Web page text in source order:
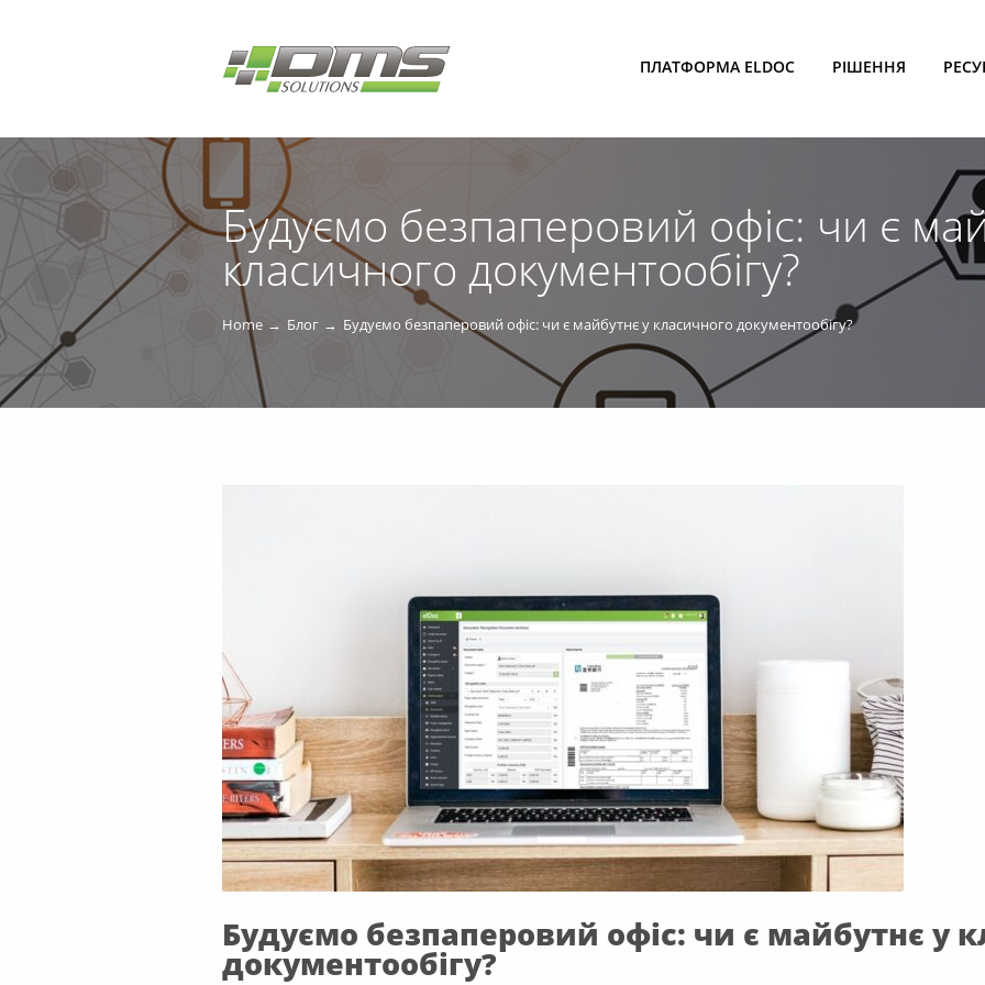
ПЛАТФОРМА ELDOC РІШЕННЯ
Будуємо безпаперовий офіс: чи є
класичного документообігу?
Home Блог Будуємо безпаперовий офіс: чи є майбутнє у класичного документообігу?
Будуємо безпаперовий офіс: чи є майбутнє у
документообігу?